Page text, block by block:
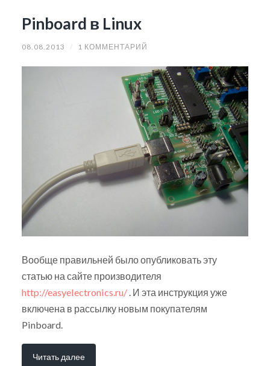
Pinboard в Linux
08.08.2013 / 1 КОММЕНТАРИЙ
Вообще правильней было опубликовать эту
статью на сайте производителя
http://easyelectronics.ru/. И эта инструкция уже
включена в рассылку новым покупателям
Pinboard.
Читать далее